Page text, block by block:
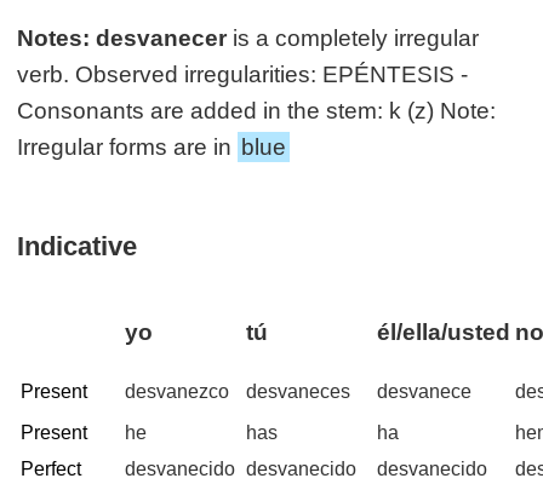
Notes: desvanecer is a completely irregular
verb. Observed irregularities: EPÉNTESIS -
Consonants are added in the stem: k (z) Note:
Irregular forms are in blue
Indicative
yo tú él/ella/usted
Present desvanezco desvaneces desvanece
Present
Perfect
he
desvanecido
has
desvanecido
ha
desvanecido